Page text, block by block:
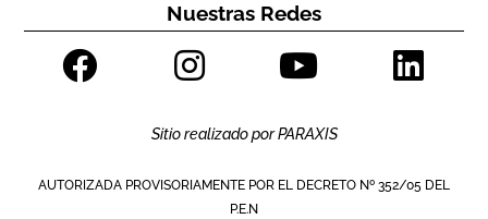
Nuestras Redes
Sitio realizado porPARAXIS
AUTORIZADA PROVISORIAMENTE POR EL DECRETO Nº 352/05 DEL
P.E.N